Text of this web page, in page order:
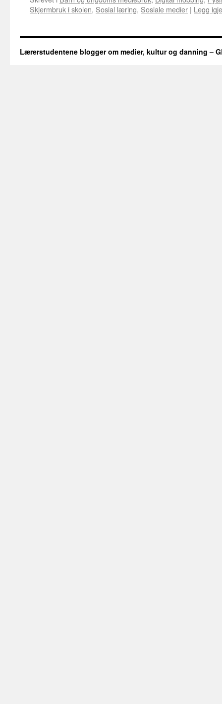
Skjermbruk i skolen, Sosial læring, Sosiale medier | Legg
Lærerstudentene blogger om medier, kultur og danning –